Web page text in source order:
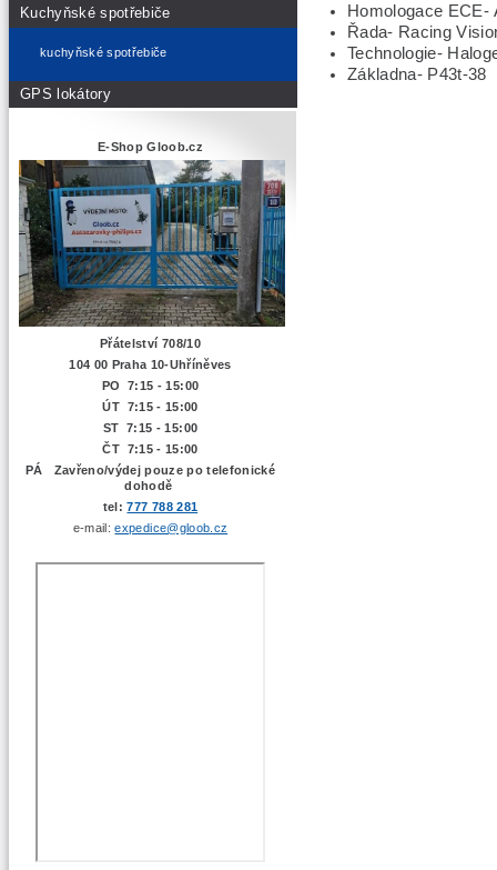
Kuchyňské spotřebiče
kuchyňské spotřebiče
GPS lokátory
E-Shop Gloob.cz
Přátelství 708/10
104 00 Praha 10-Uhříněves
PO 7:15 - 15:00
ÚT 7:15 - 15:00
ST 7:15 - 15:00
ČT 7:15 - 15:00
PÁ Zavřeno/výdej pouze po telefonické
dohodě
tel:777 788 281
e-mail:expedice@gloob.cz
Homologace ECE-
Řada- Racing
Technologie-
Základna- P43t-38